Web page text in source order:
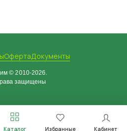
Каталог Избранные Кабинет
ОфертаДокументы
© 2010-2026.
защищены